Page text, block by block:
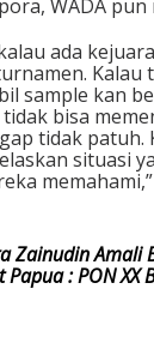
a
a
n
a
h
A
i
r
t
e
WADA pun
ada
Kalau
sample kan
bisa
tidak patuh.
situasi
Zainudin Amali
: PON XX